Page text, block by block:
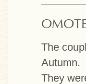
The
Autumn.
They